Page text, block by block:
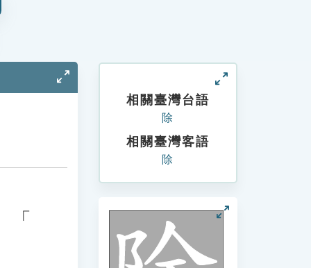
「
相關臺灣台語
除
相關臺灣客語
除